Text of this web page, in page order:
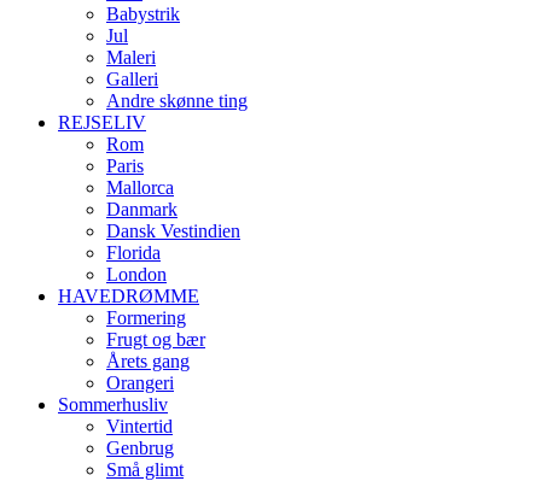
Babystrik
Jul
Maleri
Galleri
Andre skønne ting
REJSELIV
Rom
Paris
Mallorca
Danmark
Dansk Vestindien
Florida
London
HAVEDRØMME
Formering
Frugt og bær
Årets gang
Orangeri
Sommerhusliv
Vintertid
Genbrug
Små glimt